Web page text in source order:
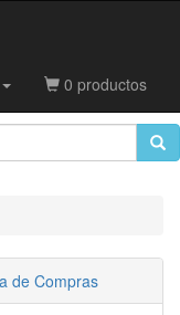
0 productos
de Compras